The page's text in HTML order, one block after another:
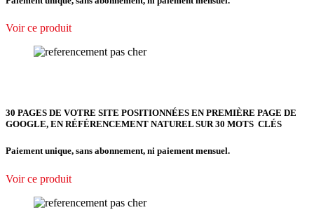
Voir ce produit
30 PAGES DE VOTRE SITE POSITIONNÉES EN PREMIÈRE PAGE DE
GOOGLE, EN RÉFÉRENCEMENT NATUREL SUR 30 MOTS CLÉS
Paiement unique, sans abonnement, ni paiement mensuel.
Voir ce produit